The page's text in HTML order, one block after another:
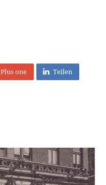
Plus one Teilen